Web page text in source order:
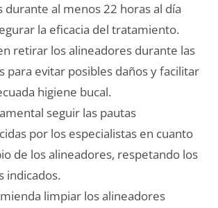
durante al menos 22 horas al día
la eficacia del tratamiento.
retirar los alineadores durante las
para evitar posibles daños y facilitar
higiene bucal.
seguir las pautas
por los especialistas en cuanto
de los alineadores, respetando los
indicados.
limpiar los alineadores